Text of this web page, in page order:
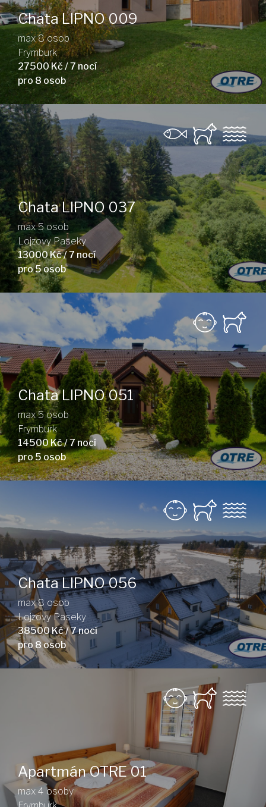
Chata LIPNO 009
max 8 osob
Frymburk
27500 Kč / 7 nocí
pro 8 osob
Chata LIPNO 037
max 5 osob
Lojzovy Paseky
13000 Kč / 7 nocí
pro 5 osob
Chata LIPNO 051
max 5 osob
Frymburk
14500 Kč / 7 nocí
pro 5 osob
Chata LIPNO 056
max 8 osob
Lojzovy Paseky
38500 Kč / 7 nocí
pro 8 osob
Apartmán OTRE 01
max 4 osoby